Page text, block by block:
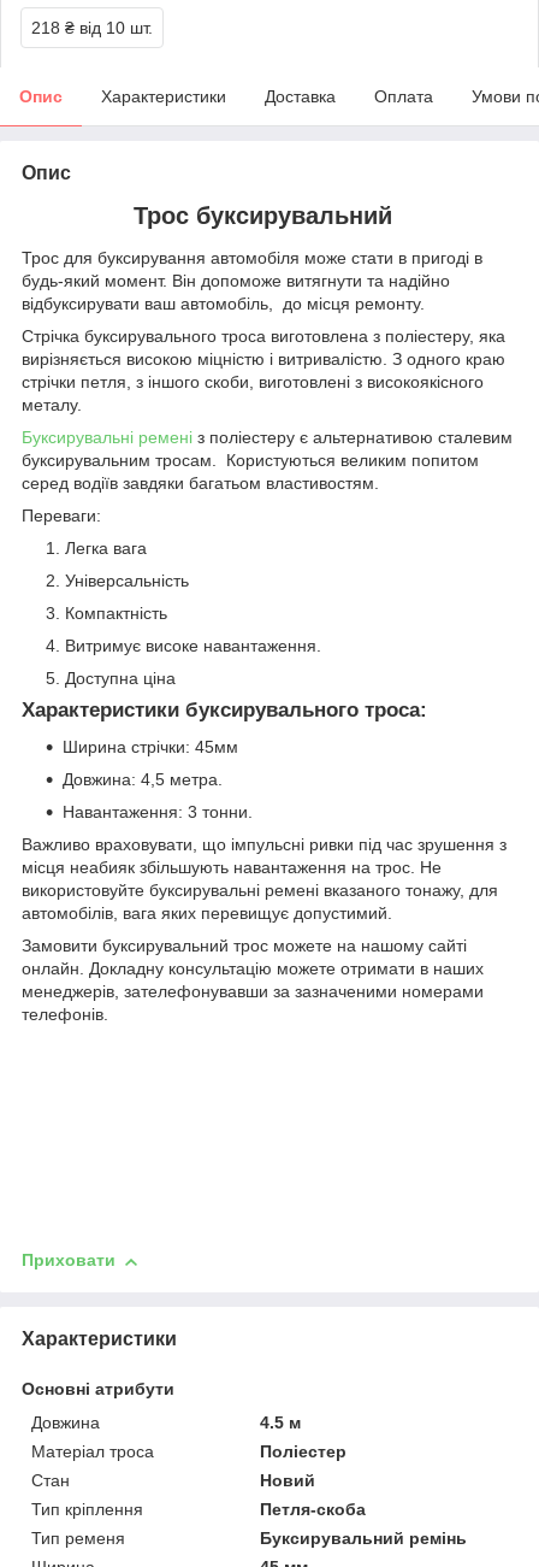
218 ₴ від 10 шт.
Опис Характеристики Доставка Оплата Умови
Опис
Трос буксирувальний
Трос для буксирування автомобіля може стати в пригоді в
будь-який момент. Він допоможе витягнути та надійно
відбуксирувати ваш автомобіль, до місця ремонту.
Стрічка буксирувального троса виготовлена з поліестеру, яка
вирізняється високою міцністю і витривалістю. З одного краю
стрічки петля, з іншого скоби, виготовлені з високоякісного
металу.
Буксирувальні ремені з поліестеру є альтернативою сталевим
буксирувальним тросам. Користуються великим попитом
серед водіїв завдяки багатьом властивостям.
Переваги:
Легка вага
Універсальність
Компактність
Витримує високе навантаження.
Доступна ціна
Характеристики буксирувального троса:
Ширина стрічки: 45мм
Довжина: 4,5 метра.
Навантаження: 3 тонни.
Важливо враховувати, що імпульсні ривки під час зрушення з
місця неабияк збільшують навантаження на трос. Не
використовуйте буксирувальні ремені вказаного тонажу, для
автомобілів, вага яких перевищує допустимий.
Замовити буксирувальний трос можете на нашому сайті
онлайн. Докладну консультацію можете отримати в наших
менеджерів, зателефонувавши за зазначеними номерами
телефонів.
Приховати
Характеристики
Основні атрибути
Довжина
4.5 м
Матеріал троса
Поліестер
Стан
Новий
Тип кріплення
Петля-скоба
Тип ременя
Буксирувальний ремінь